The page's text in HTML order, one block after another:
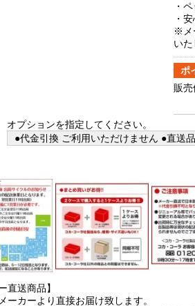
・
・
※メ
いた
ポ
販
オプションを指定してください。
●代金引換 ご利用いただけません ●直送
直送商品】
ーカーより直接お届け致します。